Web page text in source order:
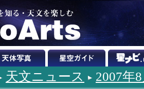
天文ニュース 2007年